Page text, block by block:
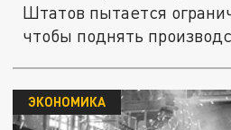
Штатов пытается
чтобы поднять
ЭКОНОМИКА